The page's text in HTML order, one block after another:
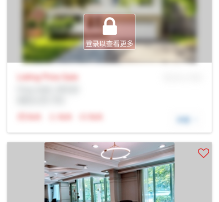
登录以查看更多
Listing Price Sale
N/A
N/A N/A 详细